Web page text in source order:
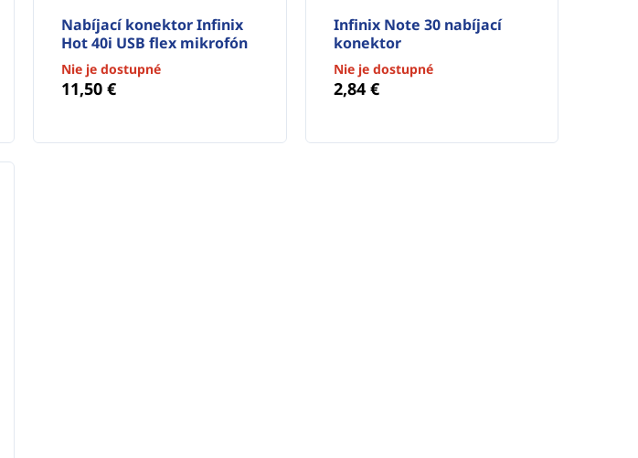
Nabíjací konektor Infinix
Hot 40i USB flex mikrofón
Nie je dostupné
11,50 €
Infinix Note 30 nabíjací
konektor
Nie je dostupné
2,84 €